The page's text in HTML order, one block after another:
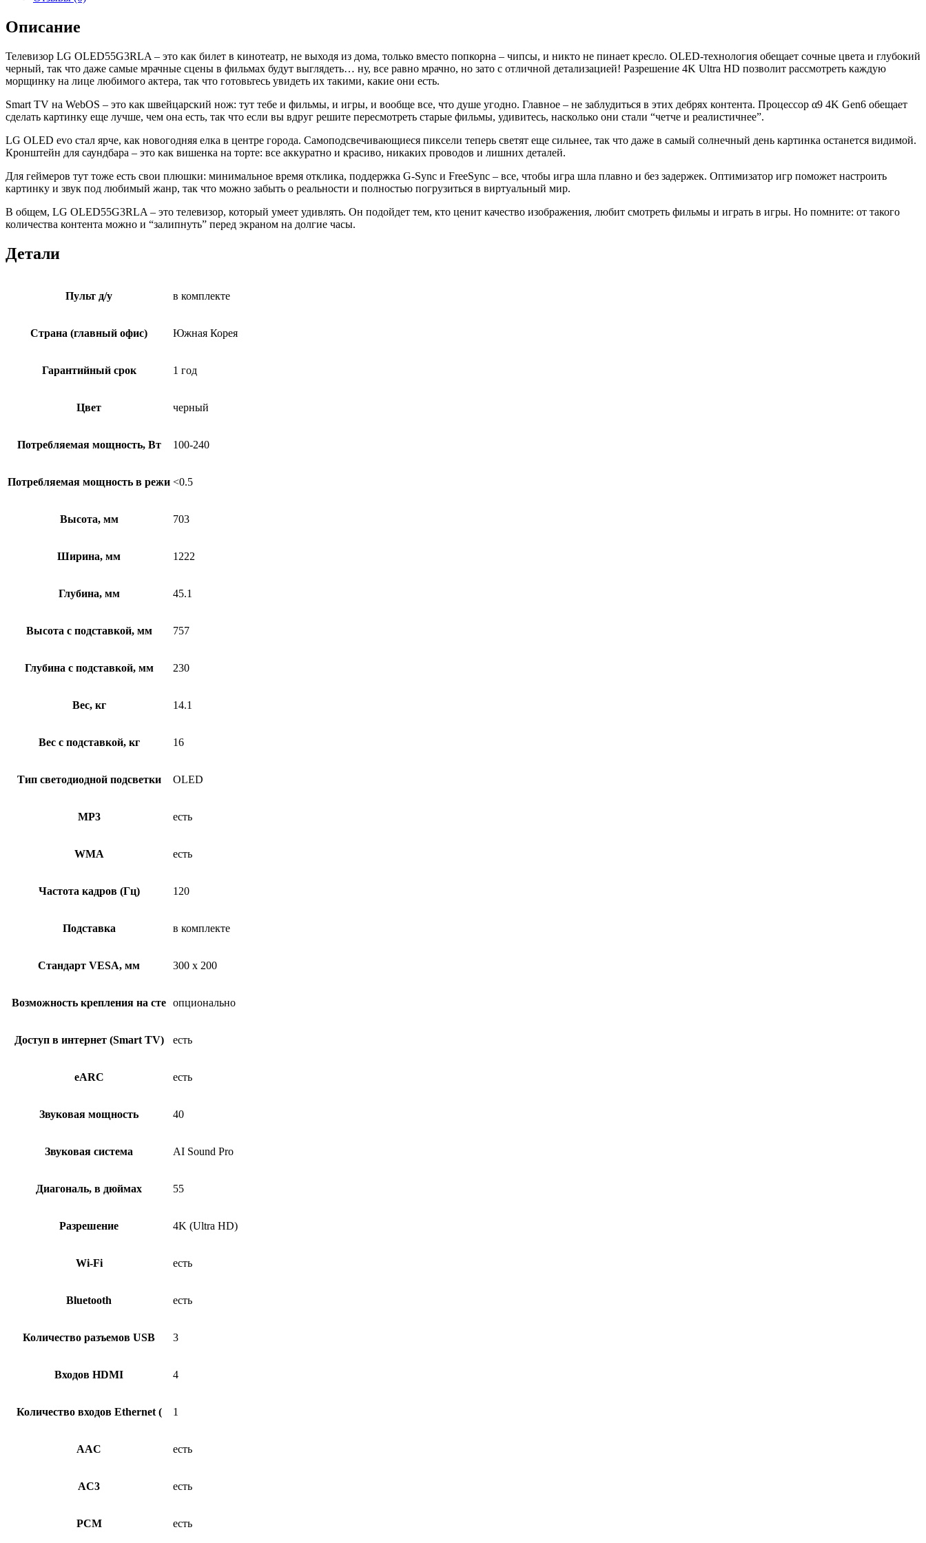
Описание
Телевизор LG OLED55G3RLA – это как билет в кинотеатр, не выходя из дома, только вместо попкорна – чипсы, и никто не пинает кресло. OLED-технология обещает сочные цвета и глубокий
черный, так что даже самые мрачные сцены в фильмах будут выглядеть… ну, все равно мрачно, но зато с отличной детализацией! Разрешение 4K Ultra HD позволит рассмотреть каждую
морщинку на лице любимого актера, так что готовьтесь увидеть их такими, какие они есть.
Smart TV на WebOS – это как швейцарский нож: тут тебе и фильмы, и игры, и вообще все, что душе угодно. Главное – не заблудиться в этих дебрях контента. Процессор α9 4K Gen6 обещает
сделать картинку еще лучше, чем она есть, так что если вы вдруг решите пересмотреть старые фильмы, удивитесь, насколько они стали “четче и реалистичнее”.
LG OLED evo стал ярче, как новогодняя елка в центре города. Самоподсвечивающиеся пиксели теперь светят еще сильнее, так что даже в самый солнечный день картинка останется видимой.
Кронштейн для саундбара – это как вишенка на торте: все аккуратно и красиво, никаких проводов и лишних деталей.
Для геймеров тут тоже есть свои плюшки: минимальное время отклика, поддержка G-Sync и FreeSync – все, чтобы игра шла плавно и без задержек. Оптимизатор игр поможет настроить
картинку и звук под любимый жанр, так что можно забыть о реальности и полностью погрузиться в виртуальный мир.
В общем, LG OLED55G3RLA – это телевизор, который умеет удивлять. Он подойдет тем, кто ценит качество изображения, любит смотреть фильмы и играть в игры. Но помните: от такого
количества контента можно и “залипнуть” перед экраном на долгие часы.
Детали
Пульт д/у в комплекте
Страна (главный офис) Южная Корея
Гарантийный срок 1 год
Цвет черный
Потребляемая мощность, Вт 100-240
Потребляемая мощность в режи <0.5
Высота, мм 703
Ширина, мм 1222
Глубина, мм 45.1
Высота с подставкой, мм 757
Глубина с подставкой, мм 230
Вес, кг 14.1
Вес с подставкой, кг 16
Тип светодиодной подсветки OLED
MP3 есть
WMA есть
Частота кадров (Гц) 120
Подставка в комплекте
Стандарт VESA, мм 300 x 200
Возможность крепления на сте опционально
Доступ в интернет (Smart TV) есть
eARC есть
Звуковая мощность 40
Звуковая система AI Sound Pro
Диагональ, в дюймах 55
Разрешение 4K (Ultra HD)
Wi-Fi есть
Bluetooth есть
Количество разъемов USB 3
Входов HDMI 4
Количество входов Ethernet ( 1
AAC есть
AC3 есть
PCM есть